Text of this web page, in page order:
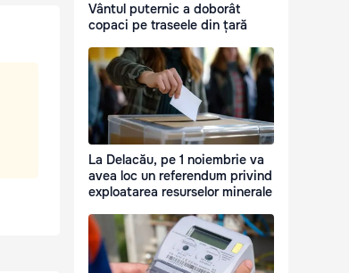
Vântul puternic a doborât
copaci pe traseele din țară
La Delacău, pe 1 noiembrie va
avea loc un referendum privind
exploatarea resurselor minerale